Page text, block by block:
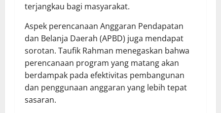
terjangkau bagi masyarakat.
Aspek perencanaan Anggaran Pendapatan
dan Belanja Daerah (APBD) juga mendapat
sorotan. Taufik Rahman menegaskan bahwa
perencanaan program yang matang akan
berdampak pada efektivitas pembangunan
dan penggunaan anggaran yang lebih tepat
sasaran.